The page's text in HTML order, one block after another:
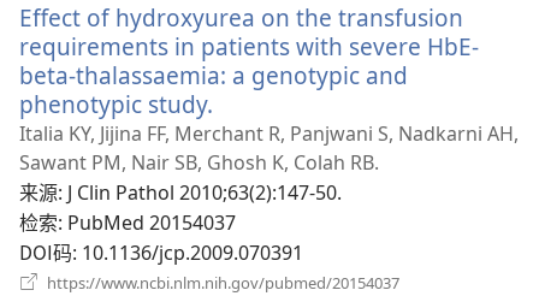
窗
口）
Effect of hydroxyurea on the transfusion
requirements in patients with severe HbE-
beta-thalassaemia: a genotypic and
phenotypic study.
开
新
窗
口）
Italia KY, Jijina FF, Merchant R, Panjwani S, Nadkarni AH,
Sawant PM, Nair SB, Ghosh K, Colah RB.
来源‎: J Clin Pathol 2010;63(2):147-50.
检索‎: PubMed 20154037
DOI码‎: 10.1136/jcp.2009.070391
https://www.ncbi.nlm.nih.gov/pubmed/20154037